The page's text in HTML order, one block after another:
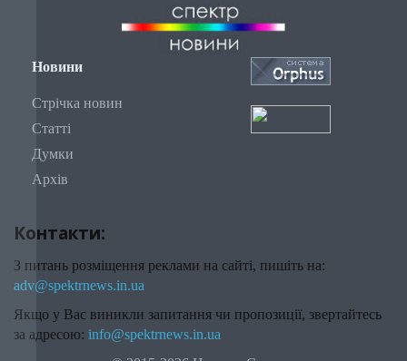
Новини
Стрічка новин
Статті
Думки
Архів
Контакти:
З питань розміщення реклами на сайті, пишіть на:
adv@spektrnews.in.ua
Якщо у Вас виникли запитання чи пропозиції, звертайтесь
за адресою: info@spektrnews.in.ua